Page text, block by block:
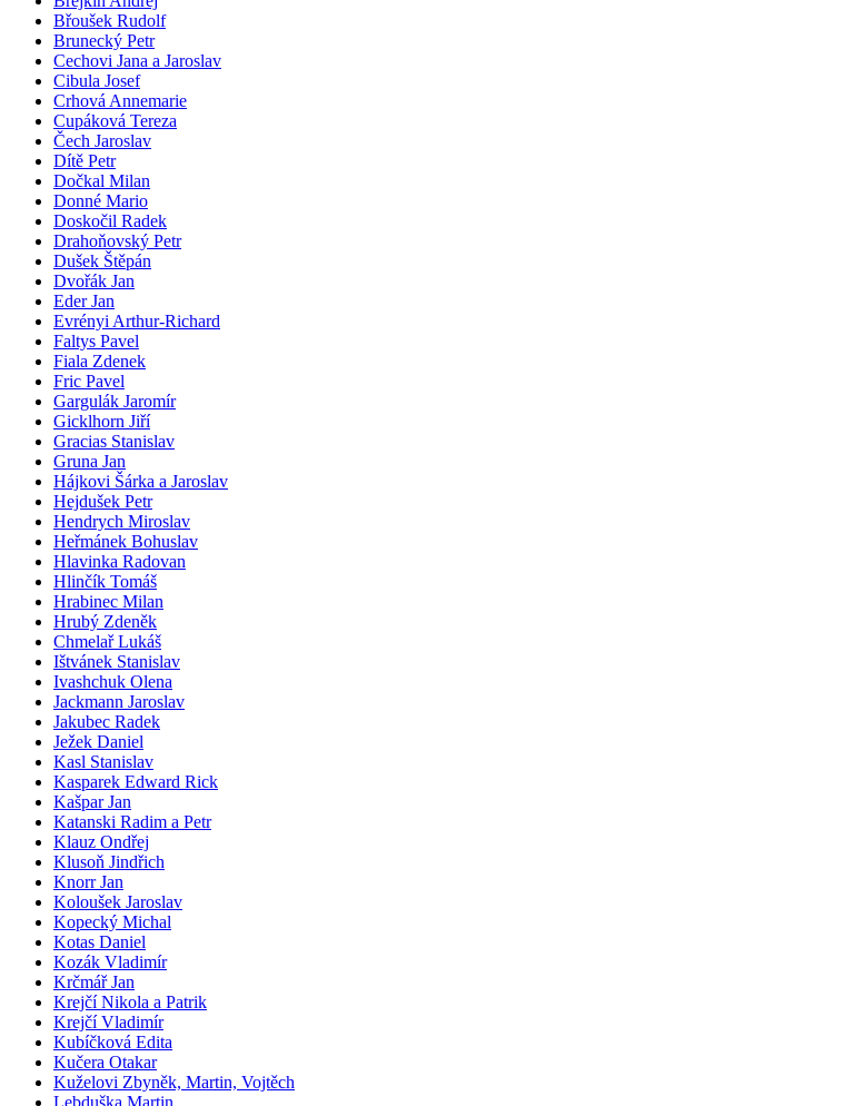
Břoušek Rudolf
Brunecký Petr
Cechovi Jana a Jaroslav
Cibula Josef
Crhová Annemarie
Cupáková Tereza
Čech Jaroslav
Dítě Petr
Dočkal Milan
Donné Mario
Doskočil Radek
Drahoňovský Petr
Dušek Štěpán
Dvořák Jan
Eder Jan
Evrényi Arthur-Richard
Faltys Pavel
Fiala Zdenek
Fric Pavel
Gargulák Jaromír
Gicklhorn Jiří
Gracias Stanislav
Gruna Jan
Hájkovi Šárka a Jaroslav
Hejdušek Petr
Hendrych Miroslav
Heřmánek Bohuslav
Hlavinka Radovan
Hlinčík Tomáš
Hrabinec Milan
Hrubý Zdeněk
Chmelař Lukáš
Ištvánek Stanislav
Ivashchuk Olena
Jackmann Jaroslav
Jakubec Radek
Ježek Daniel
Kasl Stanislav
Kasparek Edward Rick
Kašpar Jan
Katanski Radim a Petr
Klauz Ondřej
Klusoň Jindřich
Knorr Jan
Koloušek Jaroslav
Kopecký Michal
Kotas Daniel
Kozák Vladimír
Krčmář Jan
Krejčí Nikola a Patrik
Krejčí Vladimír
Kubíčková Edita
Kučera Otakar
Kuželovi Zbyněk, Martin, Vojtěch
Lebduška Martin